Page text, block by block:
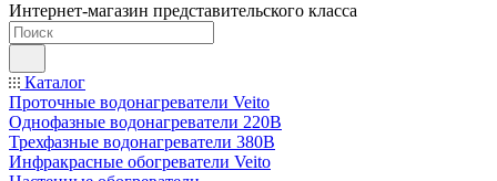
Интернет-магазин представительского класса
Каталог
Проточные водонагреватели Veito
Однофазные водонагреватели 220В
Трехфазные водонагреватели 380В
Инфракрасные обогреватели Veito